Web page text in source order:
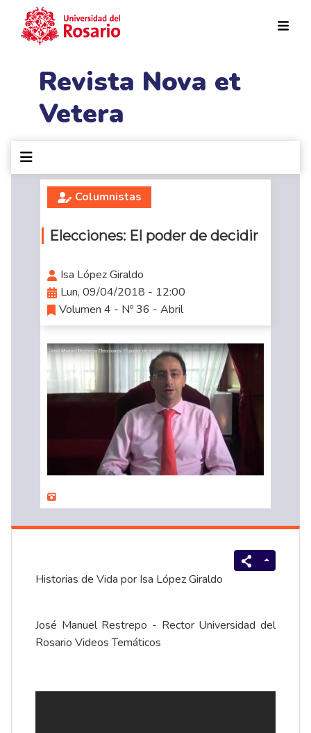
Revista Nova et
Vetera
Columnistas
Elecciones: El poder de decidir
Isa López Giraldo
Lun, 09/04/2018 - 12:00
Volumen 4 - Nº 36 - Abril
Historias de Vida por Isa López Giraldo
José Manuel Restrepo - Rector Universidad del
Rosario Videos Temáticos